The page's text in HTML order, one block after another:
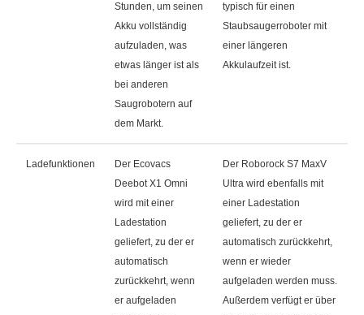
Stunden, um seinen
Akku vollständig
aufzuladen, was
etwas länger ist als
bei anderen
Saugrobotern auf
dem Markt.
typisch für einen
Staubsaugerroboter mit
einer längeren
Akkulaufzeit ist.
Ladefunktionen
Der Ecovacs
Deebot X1 Omni
wird mit einer
Ladestation
geliefert, zu der er
automatisch
zurückkehrt, wenn
er aufgeladen
Der Roborock S7 MaxV
Ultra wird ebenfalls mit
einer Ladestation
geliefert, zu der er
automatisch zurückkehrt,
wenn er wieder
aufgeladen werden muss.
Außerdem verfügt er über